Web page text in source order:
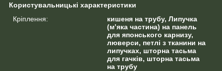
Користувальницькі характеристики
Кріплення:
кишеня на трубу, Липучка
(м’яка частина) на панель
для японського карнизу,
люверси, петлі з тканини на
липучках, шторна тасьма
для гачків, шторна тасьма
на трубу